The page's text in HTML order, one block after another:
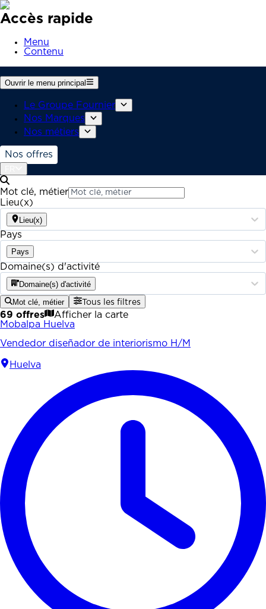
Accès rapide
Menu
Contenu
Ouvrir le menu principal
Le Groupe Fournier
Nos Marques
Nos métiers
Nos offres
Mot clé, métier
Lieu(x)
Lieu(x)
Pays
Pays
Domaine(s) d'activité
Domaine(s) d'activité
Mot clé, métier Tous les filtres
69 offres
Afficher la carte
Mobalpa Huelva
Vendedor diseñador de interiorismo H/M
Huelva